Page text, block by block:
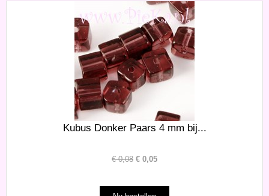
Kubus Donker Paars 4 mm bij...
€0,08 € 0,05